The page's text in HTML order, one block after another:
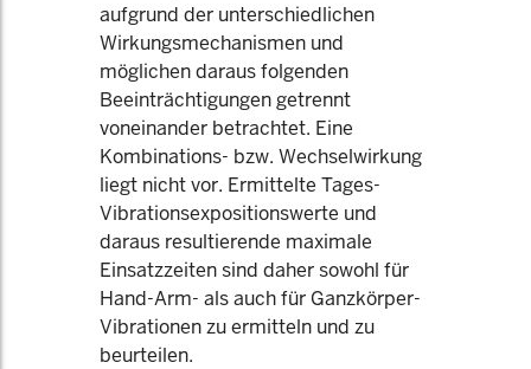
aufgrund der unterschiedlichen
Wirkungsmechanismen und
möglichen daraus folgenden
Beeinträchtigungen getrennt
voneinander betrachtet. Eine
Kombinations- bzw. Wechselwirkung
liegt nicht vor. Ermittelte Tages-
Vibrationsexpositionswerte und
daraus resultierende maximale
Einsatzzeiten sind daher sowohl für
Hand-Arm- als auch für Ganzkörper-
Vibrationen zu ermitteln und zu
beurteilen.